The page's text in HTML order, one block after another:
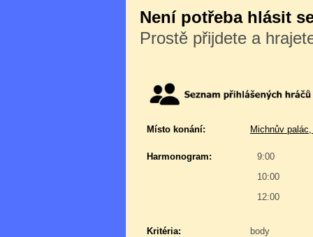
Není potřeba hlásit
Prostě přijdete a
Místo konání: Michnův
Harmonogram:
9:00
10:00
12:00
Kritéria:
body